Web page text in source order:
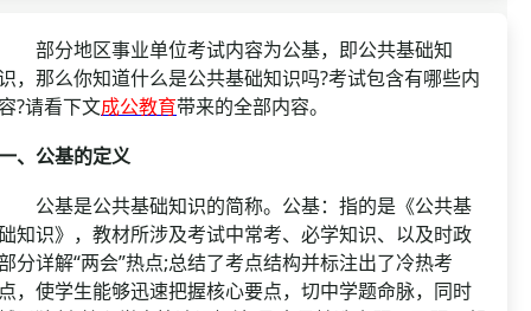
资格复审
面试补录
历年真题
公务员课程
教师资格/教师编制
国企/银行考试
分地区事业单位考试内容为公基，即公共基础知
，那么你知道什么是公共基础知识吗?考试包含有哪些内
?请看下文成公教育带来的全部内容。
、公基的定义
基是公共基础知识的简称。公基：指的是《公共基
知识》，教材所涉及考试中常考、必学知识、以及时政
分详解“两会”热点;总结了考点结构并标注出了冷热考
，使学生能够迅速把握核心要点，切中学题命脉，同时